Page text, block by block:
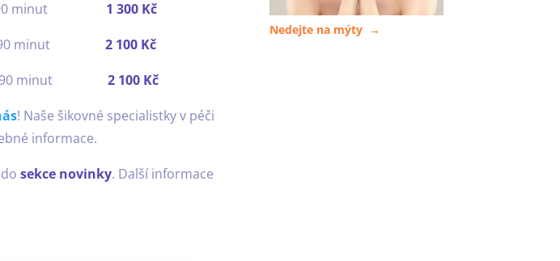
minut 1 300 Kč
minut2 100 Kč
90 minut2 100 Kč
! Naše šikovné specialistky v péči
informace.
dosekce novinky. Další informace
Nedejte na mýty →